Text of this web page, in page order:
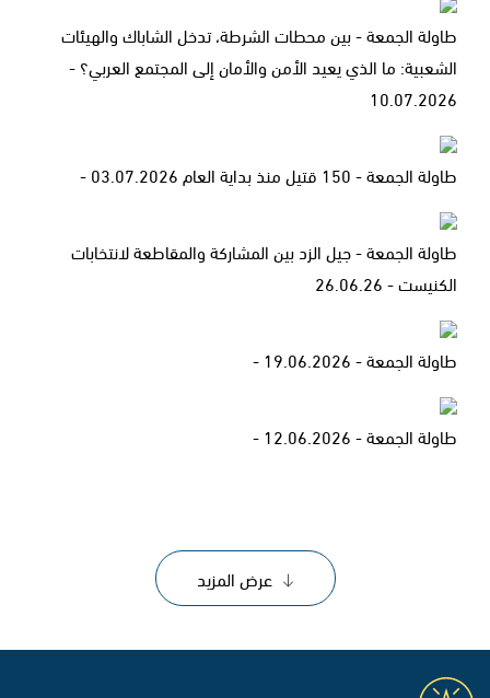
طاولة الجمعة - بين محطات الشرطة، تدخل الشاباك والهيئات
الشعبية: ما الذي يعيد الأمن والأمان إلى المجتمع العربي؟ -
10.07.2026
طاولة الجمعة - 150 قتيل منذ بداية العام 03.07.2026 -
طاولة الجمعة - جيل الزد بين المشاركة والمقاطعة لانتخابات
الكنيست - 26.06.26
طاولة الجمعة - 19.06.2026 -
طاولة الجمعة - 12.06.2026 -
عرض المزيد